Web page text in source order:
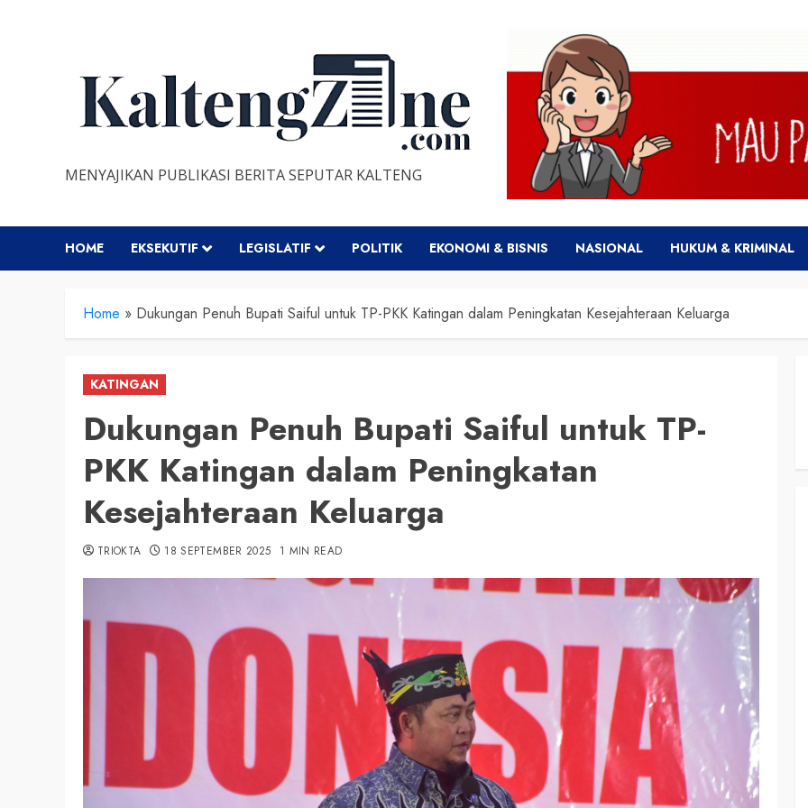
MENYAJIKAN PUBLIKASI BERITA SEPUTAR KALTENG
HOME EKSEKUTIF LEGISLATIF POLITIK EKONOMI & BISNIS NASIONAL HUKUM & KRIMINAL
Home » Dukungan Penuh Bupati Saiful untuk TP-PKK Katingan dalam Peningkatan Kesejahteraan Keluarga
KATINGAN
Dukungan Penuh Bupati Saiful untuk TP-
PKK Katingan dalam Peningkatan
Kesejahteraan Keluarga
TRIOKTA 18 SEPTEMBER 2025 1 MIN READ